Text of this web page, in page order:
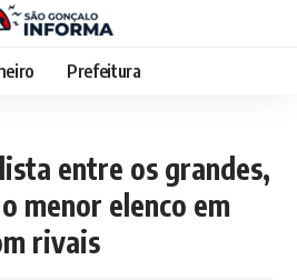
Prefeitura
entre os grandes,
menor elenco em
rivais